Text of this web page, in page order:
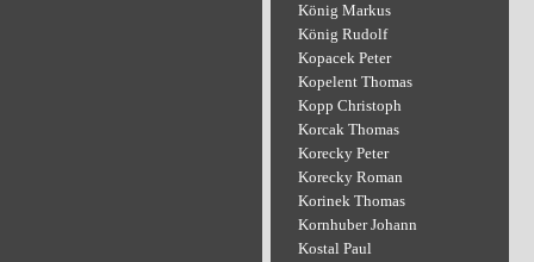
König Markus
König Rudolf
Kopacek Peter
Kopelent Thomas
Kopp Christoph
Korcak Thomas
Korecky Peter
Korecky Roman
Korinek Thomas
Kornhuber Johann
Kostal Paul